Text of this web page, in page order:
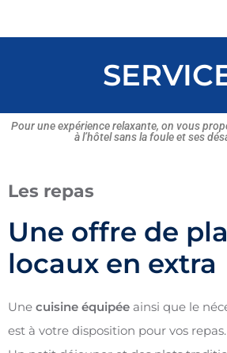
Pourune expérience relaxante, on vous
à l’hôtel sans la foule et ses
Les repas
Une offre de
locaux en extra
Une cuisine équipée ainsi que le
est à votre disposition pour vos repas.